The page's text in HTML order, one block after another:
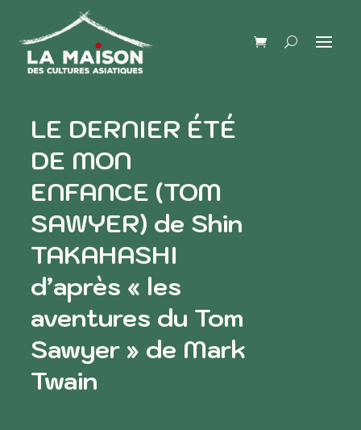
LE DERNIER ÉTÉ
DE MON
ENFANCE (TOM
SAWYER) de Shin
TAKAHASHI
d’après « les
aventures du Tom
Sawyer » de Mark
Twain